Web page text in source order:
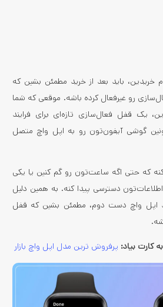
باید بعد از خرید مطمئن بشین که
رو غیرفعال کرده باشه. موقعی که شما
یک قفل فعال‌سازی تازه‌ای برای فرایند
گوشی آیفون‌تون رو به اپل واچ متصل
که حتی اگه ساعت‌تون رو گم کنین یا یکی
دسترسی پیدا کنه. به همین دلیل
اپل واچ دست دوم، مطمئن بشین که قفل
کارت بیاد: پرفروش ترین مدل اپل واچ بازار